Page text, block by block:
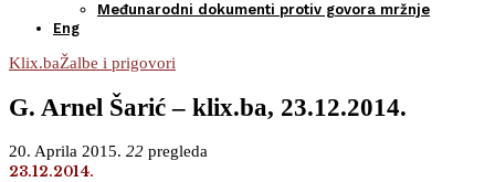
Međunarodni dokumenti protiv govora mržnje
Eng
Klix.baŽalbe i prigovori
G. Arnel Šarić – klix.ba, 23.12.2014.
20. Aprila 2015. 22 pregleda
23.12.2014.